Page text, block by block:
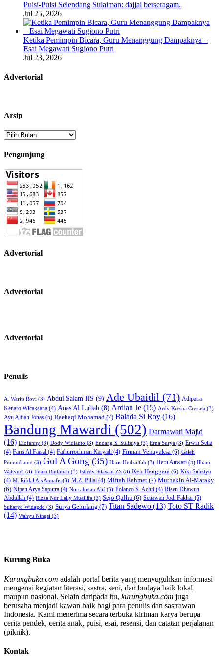
Puisi-Puisi Selendang Sulaiman: dajjal berseragam.
Jul 25, 2026
Ketika Pemimpin Bicara, Guru Menanggung Dampaknya –
Esai Megawati Sugiono Putri
Jul 23, 2026
Advertorial
Arsip
Arsip
Pengunjung
Advertorial
Advertorial
Advertorial
Penulis
A. Warits Rovi (3) Abdul Salam HS (9) Ade Ubaidil (71) Adipatra
Kenaro Wicaksana (4) Anas Al Lubab (8) Ardian Je (15) Ardy Kresna Crenata (3)
Ayu Alfiah Jonas (5) Baehaqi Mohamad (7) Balada Si Roy (16)
Bandung Mawardi (502) Darmawati Majid
(16) Diofanny (3) Dody Widianto (3) Endang S. Sulistiya (3) Erna Surya (3) Erwin Setia
(4) Faris Al Faisal (4) Fathurrochman Karyadi (4) Firman Venayaksa (6) Galeh
Pramudianto (3) Gol A Gong (35) Haris Hudzaifah (3) Heru Anwari (5) Ilham
Wahyudi (3) Imam Budiman (3) Isbedy Stiawan ZS (3) Ken Hanggara (6) Kiki Sulistyo
(4) M. Rifdal Ais Annafis (3) M.Z. Billal (4) Miftah Rahmet (7) Muthakin Al-Maraky
(6) Nipen Arya Saputra (4) Norrahman Alif (3) Polanco S. Achri (4) Risen Dhawuh
Abdullah (4) Rizka Nur Laily Muallifa (3) Sejo Qulhu (6) Setiawan Jodi Fakhar (5)
Suharyo Widagdo (3) Surya Gemilang (7) Titan Sadewo (13) Toto ST Radik
(14) Wahyu Ningsi (3)
Kurung Buka
Kurungbuka.com adalah portal berita yang menyuguhkan informasi
mengenai kegiatan literasi, sastra, seni, dan budaya baik lokal
maupun nasional. Selain daripada itu, kurungbuka.com juga
berusaha menjadi kawan baik bagi para penulis dan sastrawan
Indonesia. Kami menerima secara terbuka kiriman karya berupa
cerita pendek, cerita anak, puisi, esai, resensi, dan catatan perjalanan
(piknik).
Kontak